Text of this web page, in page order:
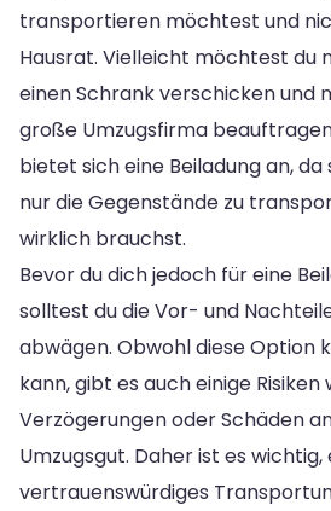
transportieren möchtest und
Hausrat. Vielleicht möchtest du
einen Schrank verschicken und
große Umzugsfirma
bietet sich eine Beiladung an,
nur die Gegenstände zu
wirklich brauchst.
Bevor du dich jedoch für eine
solltest du die Vor- und
abwägen. Obwohl diese Option
kann, gibt es auch einige
Verzögerungen oder Schäden
Umzugsgut. Daher ist es wichtig,
vertrauenswürdiges